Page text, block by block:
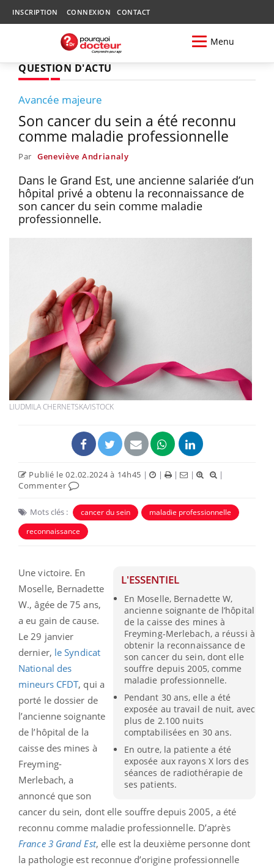
INSCRIPTION CONNEXION CONTACT
Menu
QUESTION D'ACTU
Avancée majeure
Son cancer du sein a été reconnu
comme maladie professionnelle
Par Geneviève Andrianaly
Dans le Grand Est, une ancienne salariée d’un
hôpital privé a obtenu la reconnaissance de
son cancer du sein comme maladie
professionnelle.
LIUDMILA CHERNETSKA/ISTOCK
Publié le 02.02.2024 à 14h45 | | | |
|
Commenter
Mots clés : cancer du sein
maladie professionnelle
reconnaissance
L'ESSENTIEL
En Moselle, Bernadette W,
ancienne soignante de l’hôpital
de la caisse des mines à
Freyming-Merlebach, a réussi à
obtenir la reconnaissance de
son cancer du sein, dont elle
souffre depuis 2005, comme
maladie professionnelle.
Pendant 30 ans, elle a été
exposée au travail de nuit, avec
plus de 2.100 nuits
comptabilisées en 30 ans.
En outre, la patiente a été
exposée aux rayons X lors des
séances de radiothérapie de
ses patients.
Une victoire. En
Moselle, Bernadette
W., âgée de 75 ans,
a eu gain de cause.
Le 29 janvier
dernier, le Syndicat
National des
mineurs CFDT, qui a
porté le dossier de
l’ancienne soignante
de l’hôpital de la
caisse des mines à
Freyming-
Merlebach, a
annoncé que son
cancer du sein, dont elle souffre depuis 2005, a été
reconnu comme maladie professionnelle. D’après
France 3 Grand Est, elle est la deuxième personne dont
la pathologie est reconnue d’origine professionnelle